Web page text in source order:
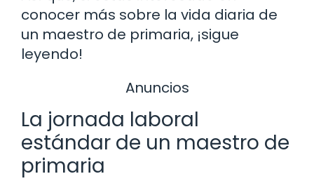
conocer más sobre la vida diaria de
un maestro de primaria, ¡sigue
leyendo!
Anuncios
La jornada laboral
estándar de un maestro de
primaria